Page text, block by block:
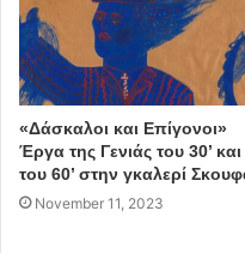
«Δάσκαλοι και Επίγονοι»
Έργα της Γενιάς του 30’ και
του 60’ στην γκαλερί
November 11, 2023